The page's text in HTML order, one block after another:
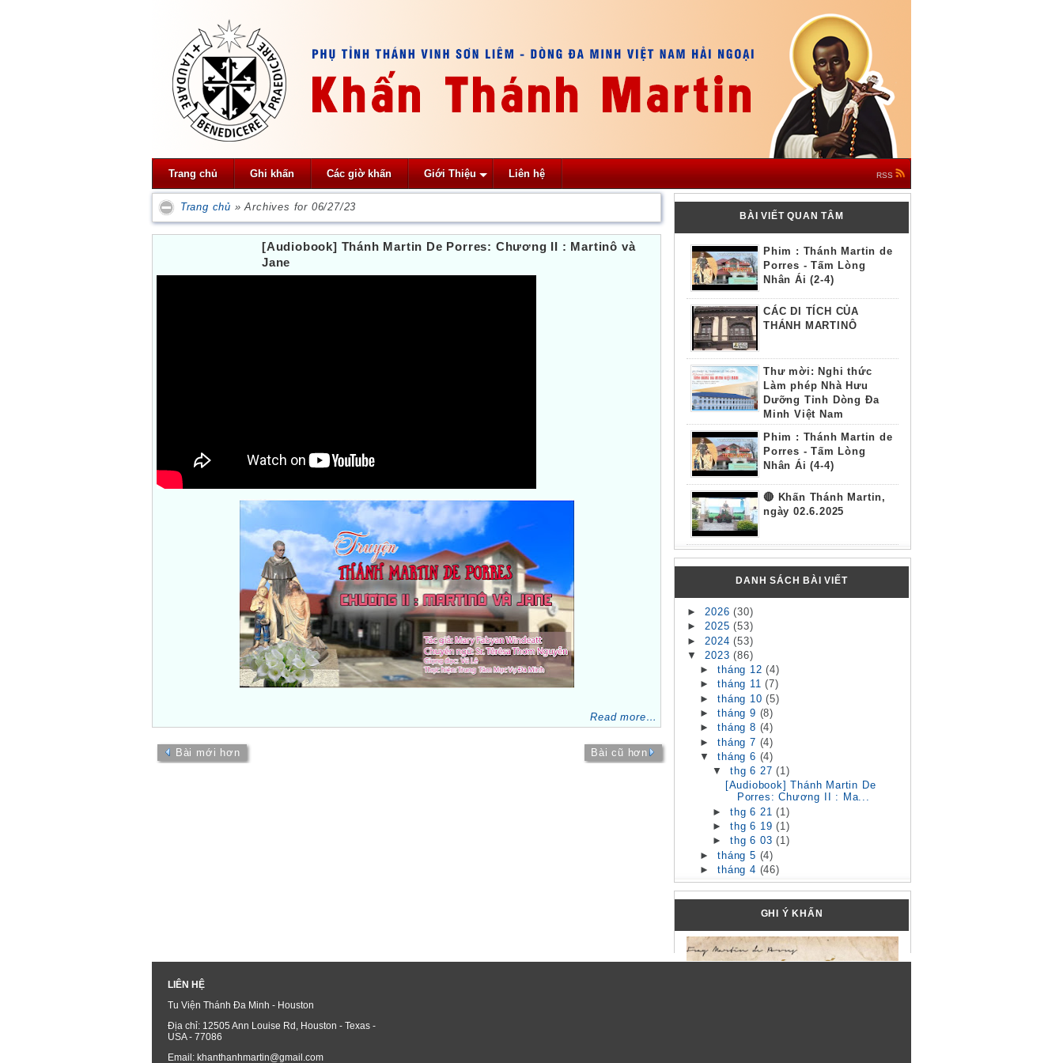
Trang chủ Ghi khấn Các giờ khấn Giới Thiệu Liên hệ RSS
Trang chủ »Archives for 06/27/23
[Audiobook] Thánh Martin De Porres: Chương II : Martinô và
Jane
Read more…
Bài mới hơn Bài cũ hơn
BÀI VIẾT QUAN TÂM
Phim : Thánh Martin de
Porres - Tấm Lòng
Nhân Ái (2-4)
CÁC DI TÍCH CỦA
THÁNH MARTINÔ
Thư mời: Nghi thức
Làm phép Nhà Hưu
Dưỡng Tỉnh Dòng Đa
Minh Việt Nam
Phim : Thánh Martin de
Porres - Tấm Lòng
Nhân Ái (4-4)
🔴 Khấn Thánh Martin,
ngày 02.6.2025
DANH SÁCH BÀI VIẾT
► 2026(30)
►2025(53)
► 2024(53)
▼ 2023(86)
►tháng 12(4)
►tháng 11(7)
►tháng 10(5)
►tháng 9 (8)
►tháng 8 (4)
►tháng 7 (4)
▼tháng 6 (4)
▼thg 6 27(1)
[Audiobook] Thánh Martin De
Porres: Chương II : Ma...
►thg 6 21(1)
►thg 6 19(1)
►thg 6 03(1)
►tháng 5 (4)
►tháng 4 (46)
GHI Ý KHẤN
LIÊN HỆ
Tu Viện Thánh Đa Minh - Houston
Địa chỉ: 12505 Ann Louise Rd, Houston - Texas -
USA - 77086
Email: khanthanhmartin@gmail.com